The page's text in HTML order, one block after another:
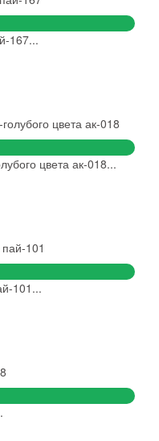
167...
цвета ак-018...
101...